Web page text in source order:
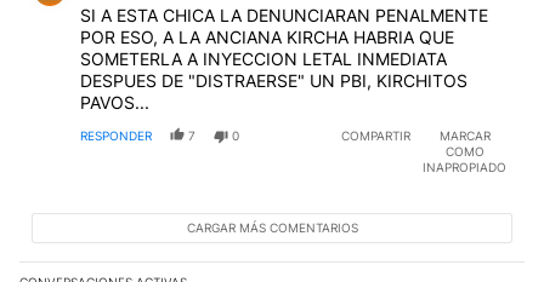
SI A ESTA CHICA LA DENUNCIARAN PENALMENTE
POR ESO, A LA ANCIANA KIRCHA HABRIA QUE
SOMETERLA A INYECCION LETAL INMEDIATA
DESPUES DE "DISTRAERSE" UN PBI, KIRCHITOS
PAVOS...
RESPONDER 7 0 COMPARTIR
MARCAR
COMO
INAPROPIADO
CARGAR MÁS COMENTARIOS